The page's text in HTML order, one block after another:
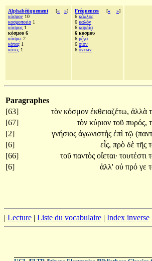
Alphabétiquement [« »]
κόσμον 10
κοσμοποιία 1
κόσμος 1
κόσμου 6
κόσμῳ 2
κότας 1
κότες 1
Fréquences [« »]
6 κάλλος
6 καλὸν
6 καρδίᾳ
6 κόσμου
6 μέγα
6 οἷόν
6 ὄντων
Paragraphes
[63]
τὸν κόσμον ἐκθειαζέτω, ἀλλὰ
[67]
τὸν κύριον τοῦ πυρός,
[2]
γνήσιος ἀγωνιστὴς ἐπὶ τῷ
[6]
εἷς, πρὸ δὲ τῆς
[66]
τοῦ παντὸς οἴεται· τουτέστι
[6]
ἀλλ' οὐ πρό γε
| Lecture | Liste du vocabulaire | Index inverse